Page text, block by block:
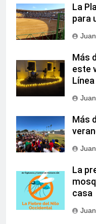
La
para
Más
este
Línea
Más
La
casa